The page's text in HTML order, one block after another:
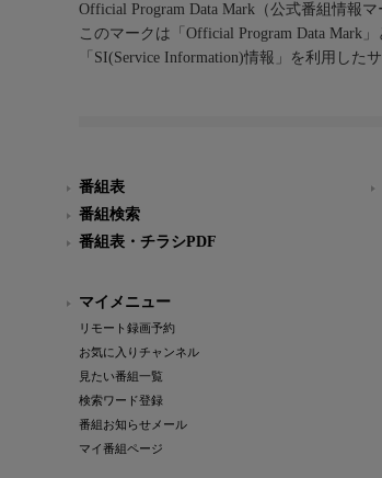
Official Program Data Mark（公式番組情報マ
このマークは「Official Program Data Mark
「SI(Service Information)情報」を利用した
番組表
番組検索
番組表・チラシPDF
マイメニュー
リモート録画予約
お気に入りチャンネル
見たい番組一覧
検索ワード登録
番組お知らせメール
マイ番組ページ